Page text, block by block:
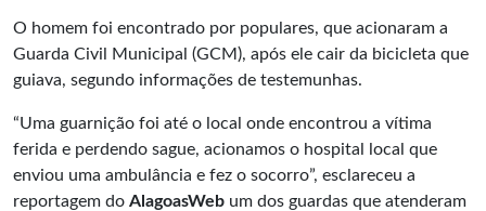
O homem foi encontrado por populares, que acionaram a
Guarda Civil Municipal (GCM), após ele cair da bicicleta que
guiava, segundo informações de testemunhas.
“Uma guarnição foi até o local onde encontrou a vítima
ferida e perdendo sague, acionamos o hospital local que
enviou uma ambulância e fez o socorro”, esclareceu a
reportagem do AlagoasWeb um dos guardas que atenderam